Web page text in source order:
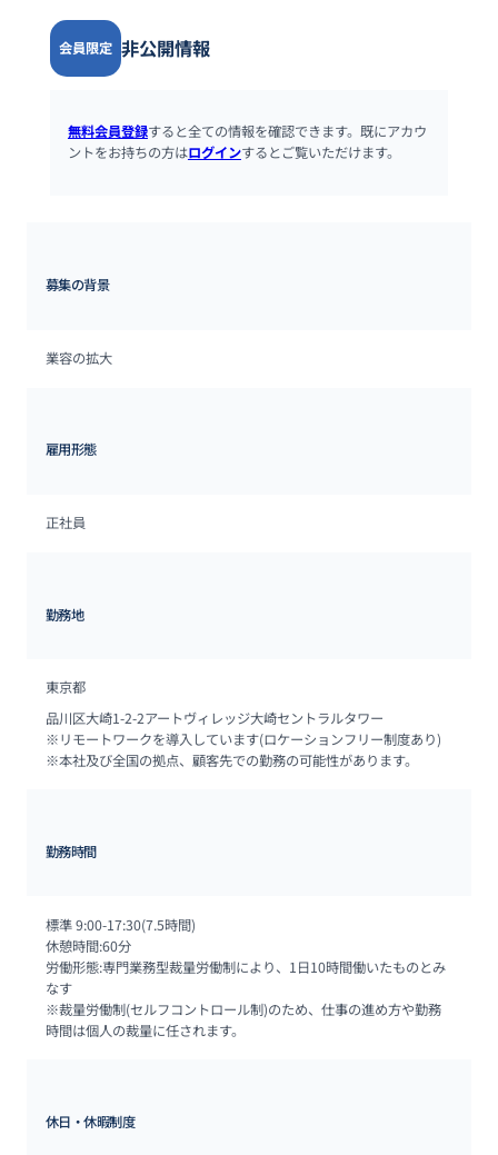
会員限定 非公開情報
無料会員登録すると全ての情報を確認できます。既にアカウ
ントをお持ちの方はログインするとご覧いただけます。
募集の背景
業容の拡大
雇用形態
正社員
勤務地
東京都
品川区大崎1-2-2アートヴィレッジ大崎セントラルタワー
※リモートワークを導入しています(ロケーションフリー制度あり)
※本社及び全国の拠点、顧客先での勤務の可能性があります。
勤務時間
標準 9:00-17:30(7.5時間)
休憩時間:60分
労働形態:専門業務型裁量労働制により、1日10時間働いたものとみ
なす
※裁量労働制(セルフコントロール制)のため、仕事の進め方や勤務
時間は個人の裁量に任されます。
休日・休暇制度